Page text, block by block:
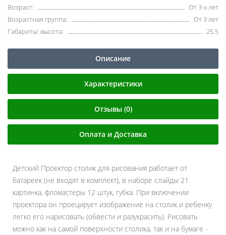
Возраст:
От 3-х лет
Возрастная группа:
От 3 лет
Габариты: высота:
25.5
Описание
Характеристики
Отзывы (0)
Оплата и Доставка
Детский Проектор столик для рисования работает от
батареек (не входят в комплект), в наборе слайды 21
картинка, фломастеры 12 штук, губка. При включении
проектора он проецирует изображение на столик и ребенку
легко его нарисовать (обвести и разукрасить). Рисовать
можно как на самой поверхности столика, так и на бумаге -